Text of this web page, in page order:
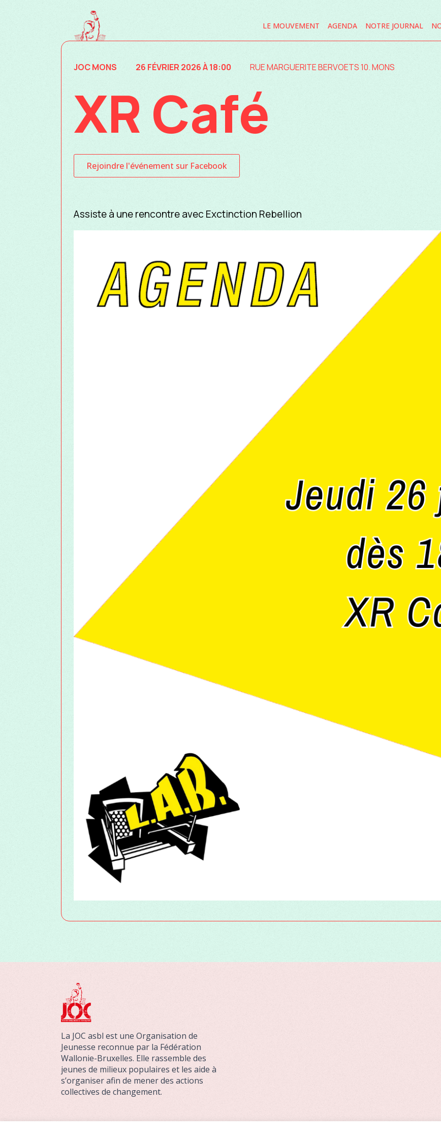
LE MOUVEMENT AGENDA NOTRE JOURNAL
JOC MONS
26 FÉVRIER 2026 À 18:00 RUE MARGUERITE BERVOETS 10. MONS
XR Café
Rejoindre l'événement sur Facebook
Assiste à une rencontre avec Exctinction Rebellion
La JOC asbl est une Organisation de
Jeunesse reconnue par la Fédération
Wallonie-Bruxelles. Elle rassemble des
jeunes de milieux populaires et les aide à
s’organiser afin de mener des actions
collectives de changement.